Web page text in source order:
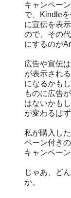
キャンペー
で、Kindle
に宣伝を表
ので、その
にするのが
広告や宣伝
が表示され
になるかも
ものに広告
はないかも
が変わるはず
私が購入し
ペーン付き
キャンペー
じゃあ、ど
か。